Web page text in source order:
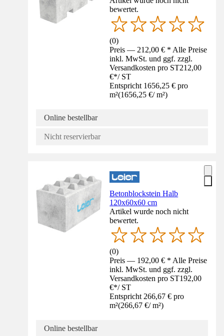
bewertet.
(0)
Preis — 212,00 € * Alle Preise
inkl. MwSt. und ggf. zzgl.
Versandkosten pro ST212,00
€*/ ST
Entspricht 1656,25 € pro
m²(1656,25 €/ m²)
Online bestellbar
Nicht reservierbar
Betonblockstein Halb
120x60x60 cm
Artikel wurde noch nicht
bewertet.
(0)
Preis — 192,00 € * Alle Preise
inkl. MwSt. und ggf. zzgl.
Versandkosten pro ST192,00
€*/ ST
Entspricht 266,67 € pro
m²(266,67 €/ m²)
Online bestellbar